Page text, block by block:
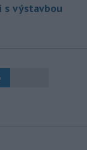
s výstavbou